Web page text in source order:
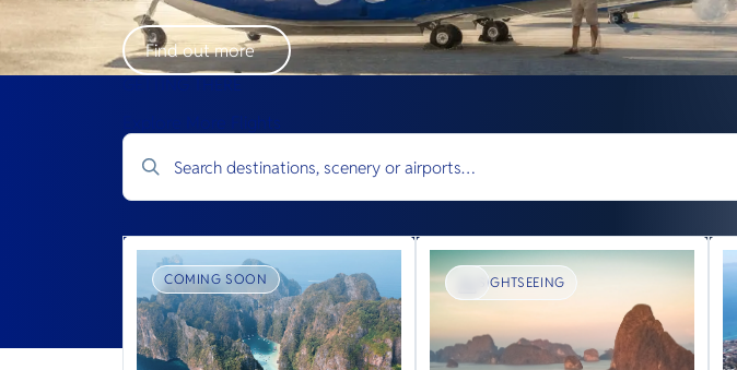
Find out more
GETTING THERE
Explore More Flights
COMING SOON SIGHTSEEING